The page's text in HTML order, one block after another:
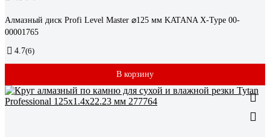
Алмазный диск Profi Level Master ⌀125 мм KATANA X-Type 00-
00001765
4.7(6)
В корзину